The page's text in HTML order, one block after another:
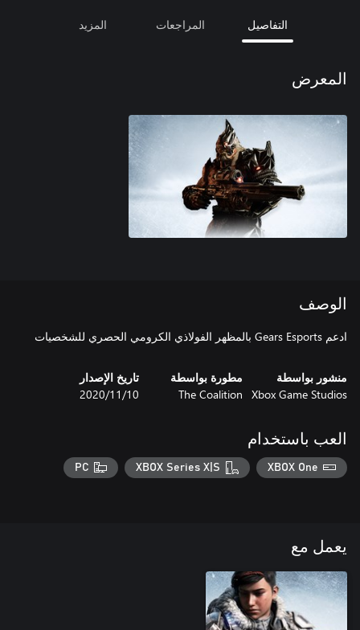
التفاصيل المراجعات المزيد
المعرض
الوصف
ادعم Gears Esports بالمظهر الفولاذي الكرومي الحصري للشخصيات
منشور بواسطة
Xbox Game Studios
مطورة بواسطة
The Coalition
تاريخ الإصدار
10‏/11‏/2020
العب باستخدام
XBOX One
XBOX Series X|S
PC
يعمل مع